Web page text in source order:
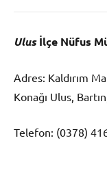
Ulusİlçe Nüfus
Adres: Kaldırım
Konağı Ulus,
Telefon: (0378)